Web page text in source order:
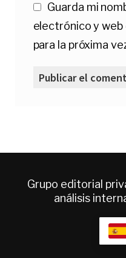
Guarda mi
electrónico y
para la próxima
Grupo editorial
análisis